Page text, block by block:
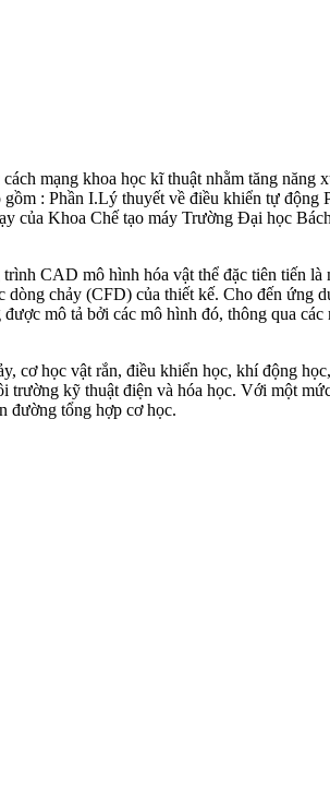
mạng khoa học kĩ thuật nhằm tăng năng
: Phần I.Lý thuyết về điều khiển tự động
Khoa Chế tạo máy Trường Đại học
CAD mô hình hóa vật thể đặc tiên tiến
chảy (CFD) của thiết kế. Cho đến ứng
mô tả bởi các mô hình đó, thông qua
cơ học vật rắn, điều khiển học, khí động
kỹ thuật điện và hóa học. Với một
đường tổng hợp cơ học.